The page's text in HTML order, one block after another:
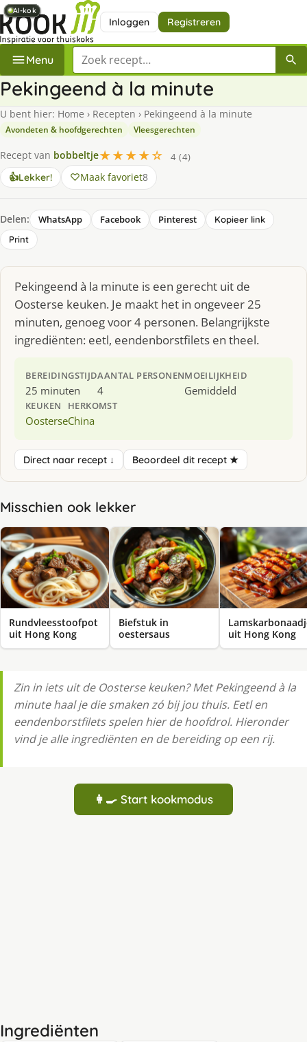
Inloggen Registreren
Menu Zoek een recept
Pekingeend à la minute
U bent hier: Home › Recepten › Pekingeend à la minute
Avondeten & hoofdgerechten Vleesgerechten
Recept van bobbeltje★★★★☆
4 (4)
👍Lekker! Maak favoriet8
Delen: WhatsApp Facebook Pinterest
Kopieer link
Print
Pekingeend à la minute is een gerecht uit de
Oosterse keuken. Je maakt het in ongeveer 25
minuten, genoeg voor 4 personen. Belangrijkste
ingrediënten: eetl, eendenborstfilets en theel.
BEREIDINGSTIJD
25 minuten
AANTAL PERSONEN
4
MOEILIJKHEID
Gemiddeld
KEUKEN
Oosterse
HERKOMST
China
Direct naar recept ↓ Beoordeel dit recept ★
Misschien ook lekker
AI-kok
Rundvleesstoofpot
uit Hong Kong
AI-kok
Biefstuk in
oestersaus
AI-kok
uit Hong Kong
AI-kok
AI-kok
AI-kok
AI-kok
Zin in iets uit de Oosterse keuken? Met Pekingeend à la
minute haal je die smaken zó bij jou thuis. Eetl en
eendenborstfilets spelen hier de hoofdrol. Hieronder
vind je alle ingrediënten en de bereiding op een rij.
👩‍🍳 Start kookmodus
Ingrediënten